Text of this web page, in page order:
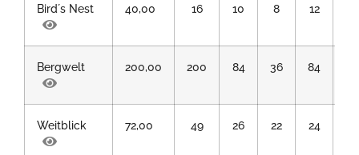
Bird´s Nest 40,00 16 10 8 12
Bergwelt 200,00 200 84 36 84
Weitblick 72,00 49 26 22 24